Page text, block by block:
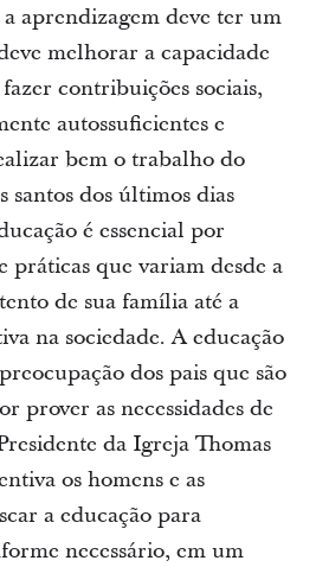
aprendizagem deve ter um
melhorar a capacidade
fazer contribuições sociais,
autossuficientes e
bem o trabalho do
santos dos últimos dias
é essencial por
práticas que variam desde a
de sua família até a
na sociedade. A educação
dos pais que são
prover as necessidades de
da Igreja Thomas
os homens e as
a educação para
necessário, em um